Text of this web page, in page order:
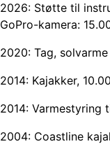
2026: Støtte til
GoPro-kamera:
2020: Tag,
2014: Kajakker,
2014: Varmestyring
2004: Coastline